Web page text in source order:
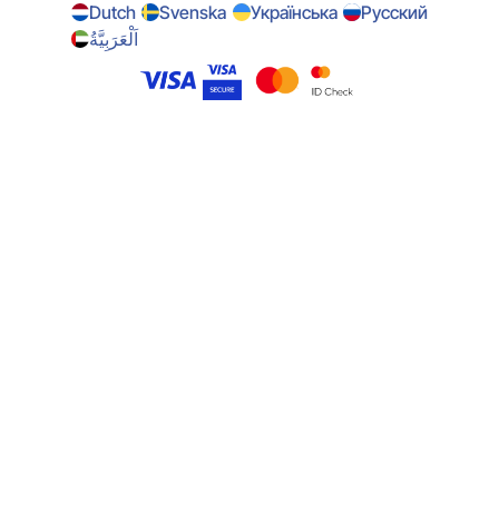
Dutch
Svenska Українська
Русский
اَلْعَرَبِيَّةُ